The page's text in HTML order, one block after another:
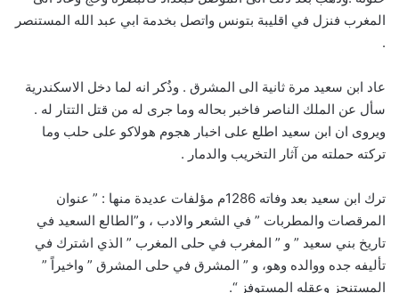
المغرب فنزل في اقليبة بتونس واتصل بخدمة ابي عبد الله المستنصر
.
عاد ابن سعيد مرة ثانية الى المشرق . وذُكر انه لما دخل الاسكندرية
سأل عن الملك الناصر فاخبر بحاله وما جرى له من قتل التتار له .
ويروى ان ابن سعيد اطلع على اخبار هجوم هولاكو على حلب وما
تركته حملته من آثار التخريب والدمار .
ترك ابن سعيد بعد وفاته 1286م مؤلفات عديدة منها : ” عنوان
المرقصات والمطربات ” في الشعر والادب ، و”الطالع السعيد في
تاريخ بني سعيد ” و ” المغرب في حلى المغرب ” الذي اشترك في
تأليفه جده ووالده وهو، و ” المشرق في حلى المشرق ” واخيراً ”
المستنجز وعقله المستوفز “.